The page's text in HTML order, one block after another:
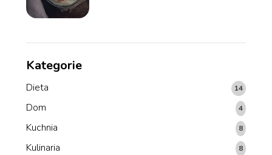
Kategorie
Dieta 14
Dom 4
Kuchnia 8
Kulinaria 8